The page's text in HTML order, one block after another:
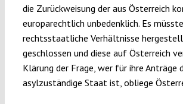
die Zurückweisung der aus Österreich
europarechtlich unbedenklich. Es
rechtsstaatliche Verhältnisse
geschlossen und diese auf Österreich
Klärung der Frage, wer für ihre Anträge
asylzuständige Staat ist, obliege